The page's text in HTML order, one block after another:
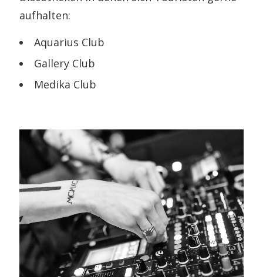
aufhalten:
Aquarius Club
Gallery Club
Medika Club